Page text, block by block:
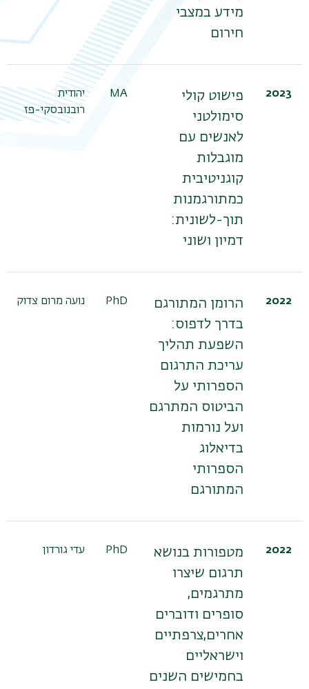
מידע במצבי
חירום
2023
פישוט קולי
סימולטני
לאנשים עם
מוגבלות
קוגניטיבית
כמתורגמנות
תוך-לשונית:
דמיון ושוני
MA
יהודית
רובנובסקי-פז
2022
הרומן המתורגם
בדרך לדפוס:
השפעת תהליך
עריכת התרגום
הספרותי על
הביטוס המתרגם
ועל נורמות
בדיאלוג
הספרותי
המתורגם
PhD נועה מרום צדוק
2022
מטפורות בנושא
תרגום שיצרו
מתרגמים,
סופרים ודוברים
אחרים,צרפתיים
וישראליים
בחמישים השנים
PhD עדי גורדון